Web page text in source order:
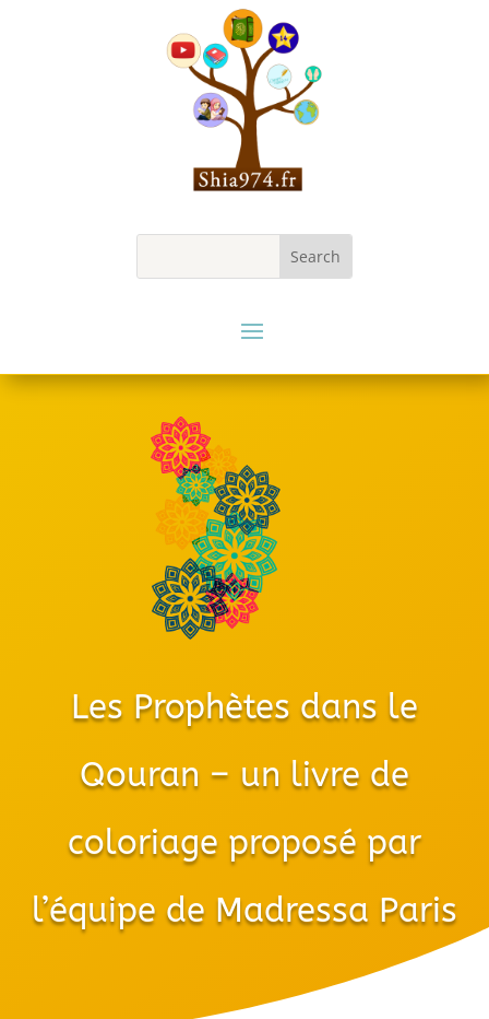
Les Prophètes dans le
Qouran – un livre de
coloriage proposé par
l’équipe de Madressa Paris